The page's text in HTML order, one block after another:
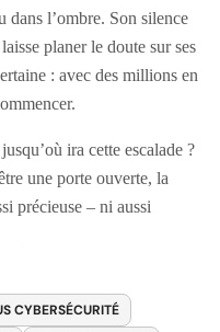
l’ombre. Son silence
planer le doute sur ses
: avec des millions en
ira cette escalade ?
une porte ouverte, la
précieuse – ni aussi
CYBERSÉCURITÉ